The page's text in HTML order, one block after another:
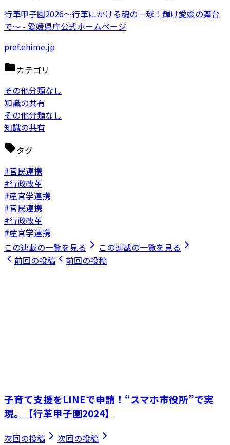
行革甲子園2026～行革にかける魂の一球！輝け愛媛の舞台
で～ - 愛媛県庁公式ホームページ
pref.ehime.jp
カテゴリ
その他分類なし
知識の共有
その他分類なし
知識の共有
タグ
#官民連携
#行政改革
#産官学連携
#官民連携
#行政改革
#産官学連携
この連載の一覧を見る
この連載の一覧を見る
前回の投稿
前回の投稿
子育て支援をLINEで申請！“スマホ市役所”で実
現。【行革甲子園2024】
次回の投稿 次回の投稿